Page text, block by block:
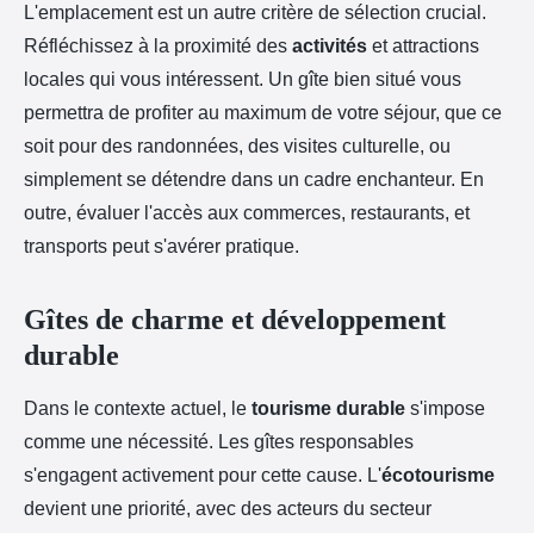
L'emplacement est un autre critère de sélection crucial.
Réfléchissez à la proximité des activités et attractions
locales qui vous intéressent. Un gîte bien situé vous
permettra de profiter au maximum de votre séjour, que ce
soit pour des randonnées, des visites culturelle, ou
simplement se détendre dans un cadre enchanteur. En
outre, évaluer l'accès aux commerces, restaurants, et
transports peut s'avérer pratique.
Gîtes de charme et développement
durable
Dans le contexte actuel, le tourisme durable s'impose
comme une nécessité. Les gîtes responsables
s'engagent activement pour cette cause. L'écotourisme
devient une priorité, avec des acteurs du secteur